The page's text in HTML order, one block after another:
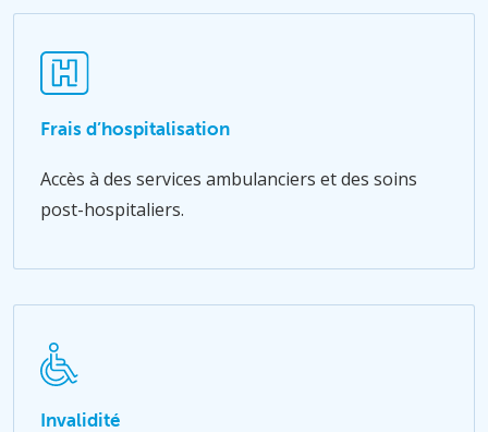
Frais d’hospitalisation
Accès à des services ambulanciers et des soins
post-hospitaliers.
Invalidité